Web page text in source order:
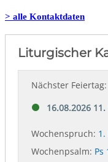
> alle Kontaktdaten